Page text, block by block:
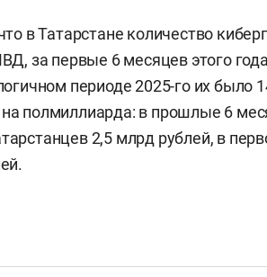
в Татарстане количество
за первые 6 месяцев этого
периоде 2025-го их было
полмиллиарда: в прошлые 6
2,5 млрд рублей, в